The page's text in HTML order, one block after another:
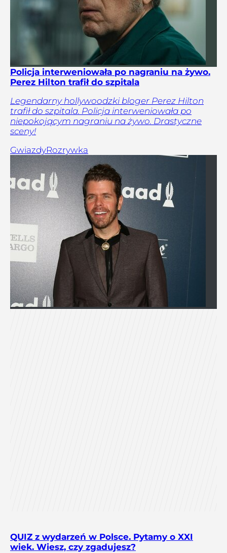
Policja interweniowała po nagraniu na żywo.
Perez Hilton trafił do szpitala
Legendarny hollywoodzki bloger Perez Hilton
trafił do szpitala. Policja interweniowała po
niepokojącym nagraniu na żywo. Drastyczne
sceny!
GwiazdyRozrywka
QUIZ z wydarzeń w Polsce. Pytamy o XXI
wiek. Wiesz, czy zgadujesz?